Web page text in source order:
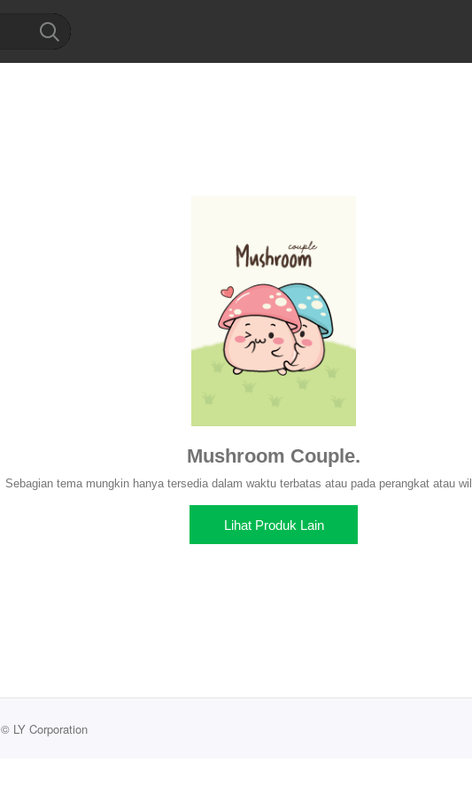
Mushroom Couple.
Sebagian tema mungkin hanya tersedia dalam waktu terbatas atau pada perangkat atau
Lihat Produk Lain
© LY Corporation